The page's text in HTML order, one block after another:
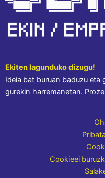
Ekiten lagunduko dizugu!
Ideia bat buruan baduzu eta
gurekin harremanetan.
Cookieei